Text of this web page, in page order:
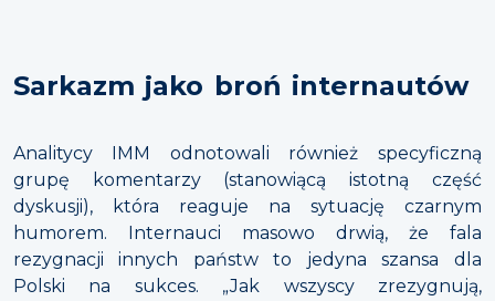
Sarkazm jako broń internautów
Analitycy IMM odnotowali również specyficzną
grupę komentarzy (stanowiącą istotną część
dyskusji), która reaguje na sytuację czarnym
humorem. Internauci masowo drwią, że fala
rezygnacji innych państw to jedyna szansa dla
Polski na sukces. „Jak wszyscy zrezygnują,